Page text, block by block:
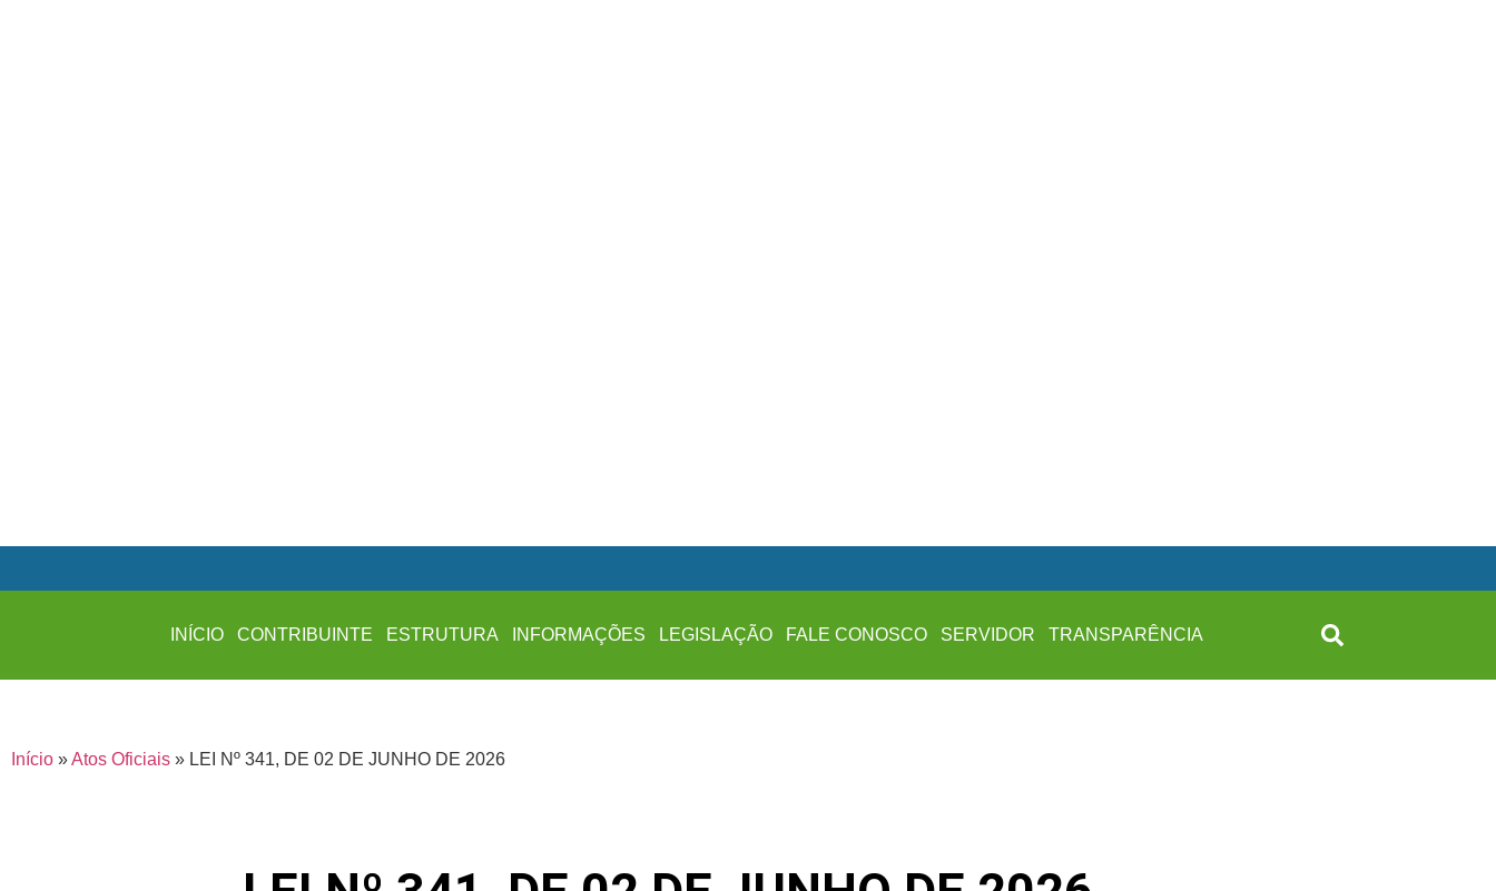
INÍCIO CONTRIBUINTE ESTRUTURA INFORMAÇÕES LEGISLAÇÃO FALE CONOSCO SERVIDOR TRANSPARÊNCIA
Início »Atos Oficiais » LEI Nº 341, DE 02 DE JUNHO DE 2026